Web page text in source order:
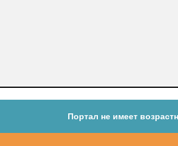
Портал не имеет